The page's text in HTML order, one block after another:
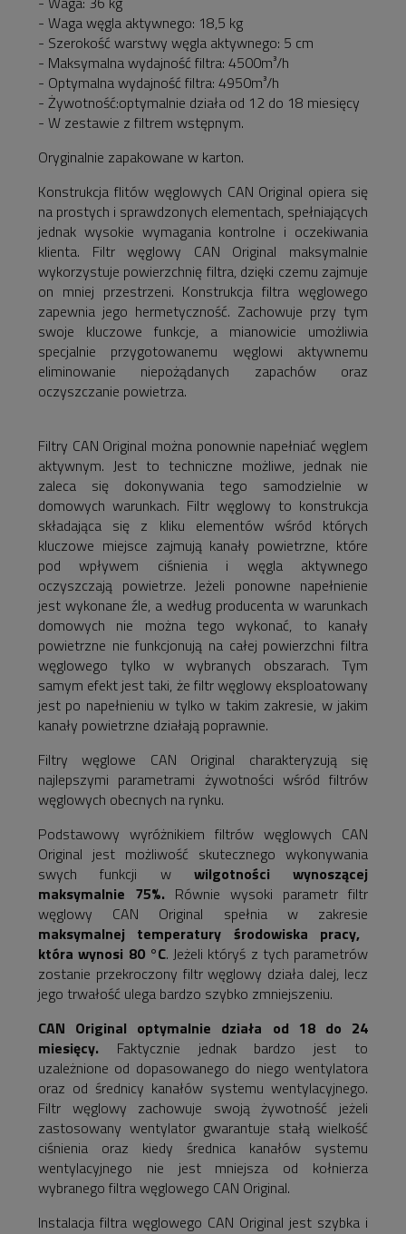
- Waga węgla aktywnego: 18,5 kg
- Szerokość warstwy węgla aktywnego: 5 cm
- Maksymalna wydajność filtra: 4500m³/h
- Optymalna wydajność filtra: 4950m³/h
- Żywotność:optymalnie działa od 12 do 18 miesięcy
- W zestawie z filtrem wstępnym.
Oryginalnie zapakowane w karton.
Konstrukcja flitów węglowych CAN Original opiera się
na prostych i sprawdzonych elementach, spełniających
jednak wysokie wymagania kontrolne i oczekiwania
klienta. Filtr węglowy CAN Original maksymalnie
wykorzystuje powierzchnię filtra, dzięki czemu zajmuje
on mniej przestrzeni. Konstrukcja filtra węglowego
zapewnia jego hermetyczność. Zachowuje przy tym
swoje kluczowe funkcje, a mianowicie umożliwia
specjalnie przygotowanemu węglowi aktywnemu
eliminowanie niepożądanych zapachów oraz
oczyszczanie powietrza.
Filtry CAN Original można ponownie napełniać węglem
aktywnym. Jest to techniczne możliwe, jednak nie
zaleca się dokonywania tego samodzielnie w
domowych warunkach. Filtr węglowy to konstrukcja
składająca się z kliku elementów wśród których
kluczowe miejsce zajmują kanały powietrzne, które
pod wpływem ciśnienia i węgla aktywnego
oczyszczają powietrze. Jeżeli ponowne napełnienie
jest wykonane źle, a według producenta w warunkach
domowych nie można tego wykonać, to kanały
powietrzne nie funkcjonują na całej powierzchni filtra
węglowego tylko w wybranych obszarach. Tym
samym efekt jest taki, że filtr węglowy eksploatowany
jest po napełnieniu w tylko w takim zakresie, w jakim
kanały powietrzne działają poprawnie.
Filtry węglowe CAN Original charakteryzują się
najlepszymi parametrami żywotności wśród filtrów
węglowych obecnych na rynku.
Podstawowy wyróżnikiem filtrów węglowych CAN
Original jest możliwość skutecznego wykonywania
swych funkcji wwilgotności wynoszącej
maksymalnie 75%. Równie wysoki parametr filtr
węglowy CAN Original spełnia w zakresie
maksymalnej temperatury środowiska pracy,
która wynosi 80 °C. Jeżeli któryś z tych parametrów
zostanie przekroczony filtr węglowy działa dalej, lecz
jego trwałość ulega bardzo szybko zmniejszeniu.
CAN Original optymalnie działa od 18 do 24
miesięcy. Faktycznie jednak bardzo jest to
uzależnione od dopasowanego do niego wentylatora
oraz od średnicy kanałów systemu wentylacyjnego.
Filtr węglowy zachowuje swoją żywotność jeżeli
zastosowany wentylator gwarantuje stałą wielkość
ciśnienia oraz kiedy średnica kanałów systemu
wentylacyjnego nie jest mniejsza od kołnierza
wybranego filtra węglowego CAN Original.
Instalacja filtra węglowego CAN Original jest szybka i